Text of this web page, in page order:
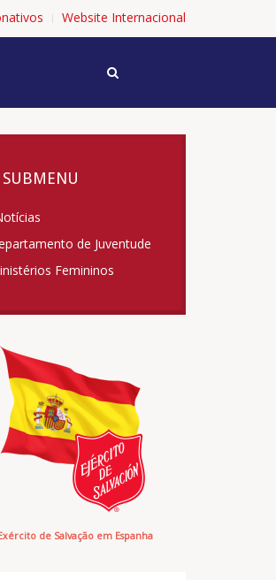
Website Internacional
de Juventude
Femininos
de Salvação em Espanha